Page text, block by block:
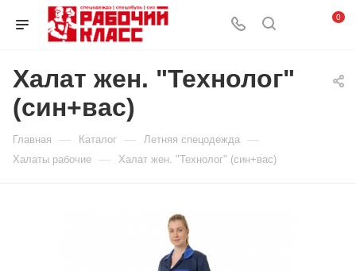
0
Халат жен. "Технолог"
(син+вас)
Главная — Каталог — Летняя спецодежда —
Халаты рабочие — Халат жен. "Технолог" (син+вас)